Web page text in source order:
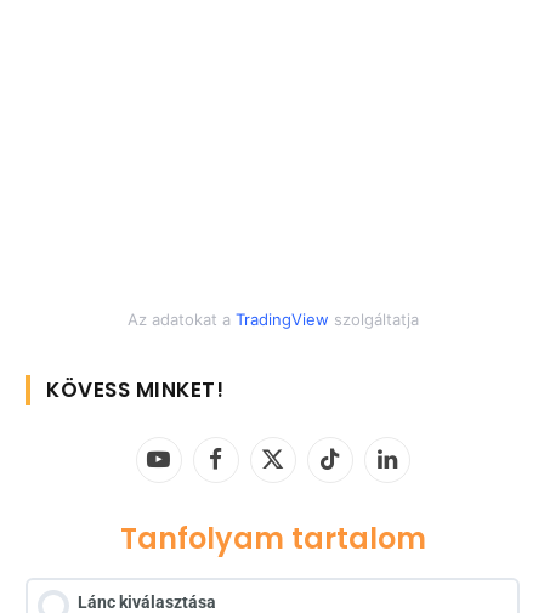
Az adatokat a TradingView szolgáltatja
KÖVESS MINKET!
YouTubeFacebook
X
TikTok LinkedIn
Tanfolyam tartalom
Lánc kiválasztása